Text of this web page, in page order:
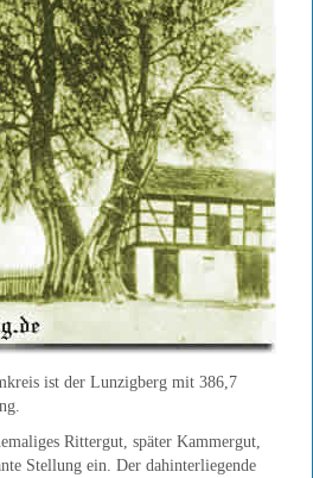
ist der Lunzigberg mit 386,7
Rittergut, später Kammergut,
Stellung ein. Der dahinterliegende